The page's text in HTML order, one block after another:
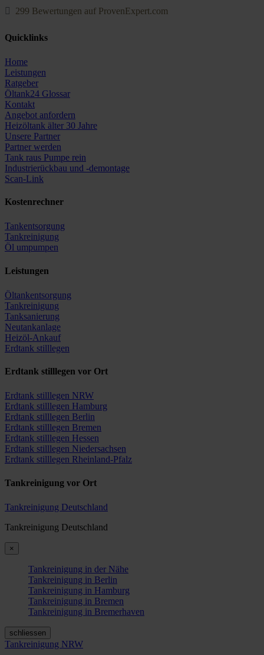
299 Bewertungen auf ProvenExpert.com
Quicklinks
Home
Leistungen
Ratgeber
Öltank24 Glossar
Kontakt
Angebot anfordern
Heizöltank älter 30 Jahre
Unsere Partner
Partner werden
Tank raus Pumpe rein
Industrierückbau und -demontage
Scan-Link
Kostenrechner
Tankentsorgung
Tankreinigung
Öl umpumpen
Leistungen
Öltankentsorgung
Tankreinigung
Tanksanierung
Neutankanlage
Heizöl-Ankauf
Erdtank stilllegen
Erdtank stilllegen vor Ort
Erdtank stilllegen NRW
Erdtank stilllegen Hamburg
Erdtank stilllegen Berlin
Erdtank stilllegen Bremen
Erdtank stilllegen Hessen
Erdtank stilllegen Niedersachsen
Erdtank stilllegen Rheinland-Pfalz
Tankreinigung vor Ort
Tankreinigung Deutschland
Tankreinigung Deutschland
×
Tankreinigung in der Nähe
Tankreinigung in Berlin
Tankreinigung in Hamburg
Tankreinigung in Bremen
Tankreinigung in Bremerhaven
schliessen
Tankreinigung NRW